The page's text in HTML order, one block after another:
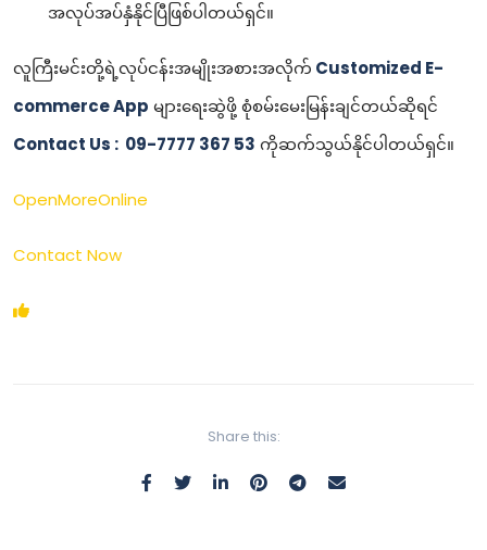
အလုပ်အပ်နှံနိုင်ပြီဖြစ်ပါတယ်ရှင်။
လူကြီးမင်းတို့ရဲ့လုပ်ငန်းအမျိုးအစားအလိုက် Customized E-
commerce App များရေးဆွဲဖို့ စုံစမ်းမေးမြန်းချင်တယ်ဆိုရင်
Contact Us : 09-7777 367 53 ကိုဆက်သွယ်နိုင်ပါတယ်ရှင်။
OpenMoreOnline
Contact Now
Share this: